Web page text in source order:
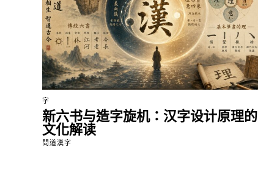
字
新六书与造字旋机：汉字设计原理的
文化解读
問道漢字